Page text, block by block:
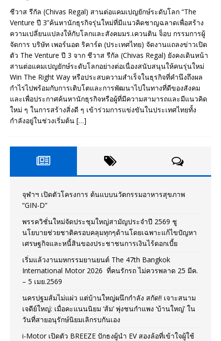
ชีวาส รีกัล (Chivas Regal) สานต่อแคมเปญยักษ์ระดับโลก “The
Venture ปี 3”ค้นหานักธุรกิจรุ่นใหม่ที่มีแนวคิดชาญฉลาดเพื่อสร้าง
ความเปลี่ยนแปลงให้กับโลกและสังคมมร.เควนติน จ็อบ กรรมการผู้
จัดการ บริษัท เพอร์นอต ริคาร์ด (ประเทศไทย) จัดงานแถลงข่าวเปิด
ตัว The Venture ปี 3 จาก ชีวาส รีกัล (Chivas Regal) ยังคงเดินหน้า
สานต่อแคมเปญยักษ์ระดับโลกอย่างต่อเนื่องสนับสนุนให้คนรุ่นใหม่
Win The Right Way หรือประสบความสำเร็จในธุรกิจที่คำนึงถึงผล
กำไรไปพร้อมกับการเติบโตและการพัฒนาไปในทางที่ดีของสังคม
และเพื่อประกาศค้นหานักธุรกิจหรือผู้ที่มีความสามารถและมีแนวคิด
ใหม่ ๆ ในการสร้างสิ่งดี ๆ เข้าร่วมการแข่งขันในประเทศไทยทั้ง
กำลังอยู่ในช่วงเริ่มต้น […]
จุฬาฯ เปิดตัวโครงการ ต้นแบบนวัตกรรมอาหารสุขภาพ
“GIN-D”
พรรควิชั่นใหม่จัดประชุมใหญ่สามัญประจำปี 2569 ชู
นโยบายช่วยชาติครอบคลุมทุกๆด้านโดยเฉพาะแก้ไขปัญหา
เศรษฐกิจและหนี้สินของประชาชนการเงินไร้ดอกเบี้ย
เริ่มแล้วงานมหกรรมยานยนต์ The 47th Bangkok
International Motor 2026 ที่คนรักรถ ไม่ควรพลาด 25 มีค.
– 5 เมย.2569
นครปฐมส้มไม่แผ่ว แต่บ้านใหญ่ผนึกกำลัง สกัด!! เจาะสนาม
เจดีย์ใหญ่: เมื่อคะแนนนิยม ‘ส้ม’ พุ่งชนกำแพง ‘บ้านใหญ่’ ใน
วันที่สายอนุรักษ์นิยมเลิกรบกันเอง
i-Motor เปิดตัว BREEZE ปักธงผู้นำ EV สองล้อที่เข้าใจผู้ใช้